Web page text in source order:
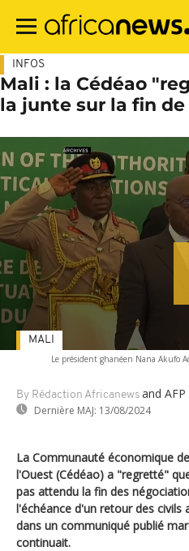
contenu
INFOS
Mali : la Cédéao
la junte sur la fin
Le président ghanéen Nana Akufo
By Rédaction Africanews and AFP
Dernière MAJ: 13/08/2024
MALI
La Communauté économique
l'Ouest (Cédéao) a "regretté"
pas attendu la fin des
l'échéance d'un retour des civils
dans un communiqué publié
continuait.